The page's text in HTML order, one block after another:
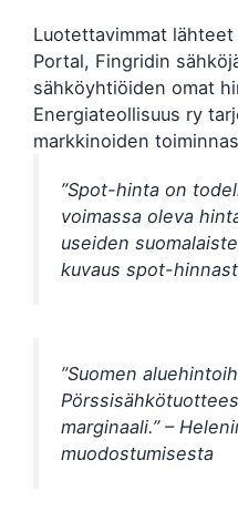
Luotettavimmat
Portal, Fingridin
sähköyhtiöiden omat
Energiateollisuus ry
markkinoiden
”Spot-hinta on
voimassa oleva
useiden
kuvaus spot-
”Suomen
marginaali.” –
muodostumisesta